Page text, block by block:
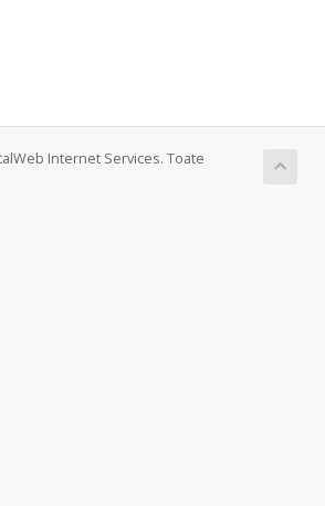
Internet Services. Toate